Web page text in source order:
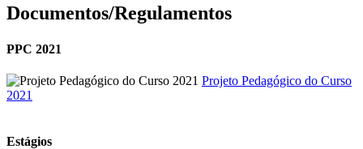
Documentos/Regulamentos
PPC 2021
Projeto Pedagógico do Curso
2021
Estágios